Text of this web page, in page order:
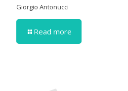
Giorgio Antonucci
Read more